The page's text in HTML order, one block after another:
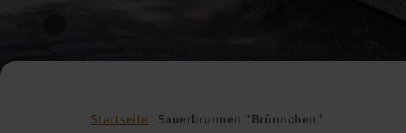
Startseite Sauerbrunnen "Brünnchen"